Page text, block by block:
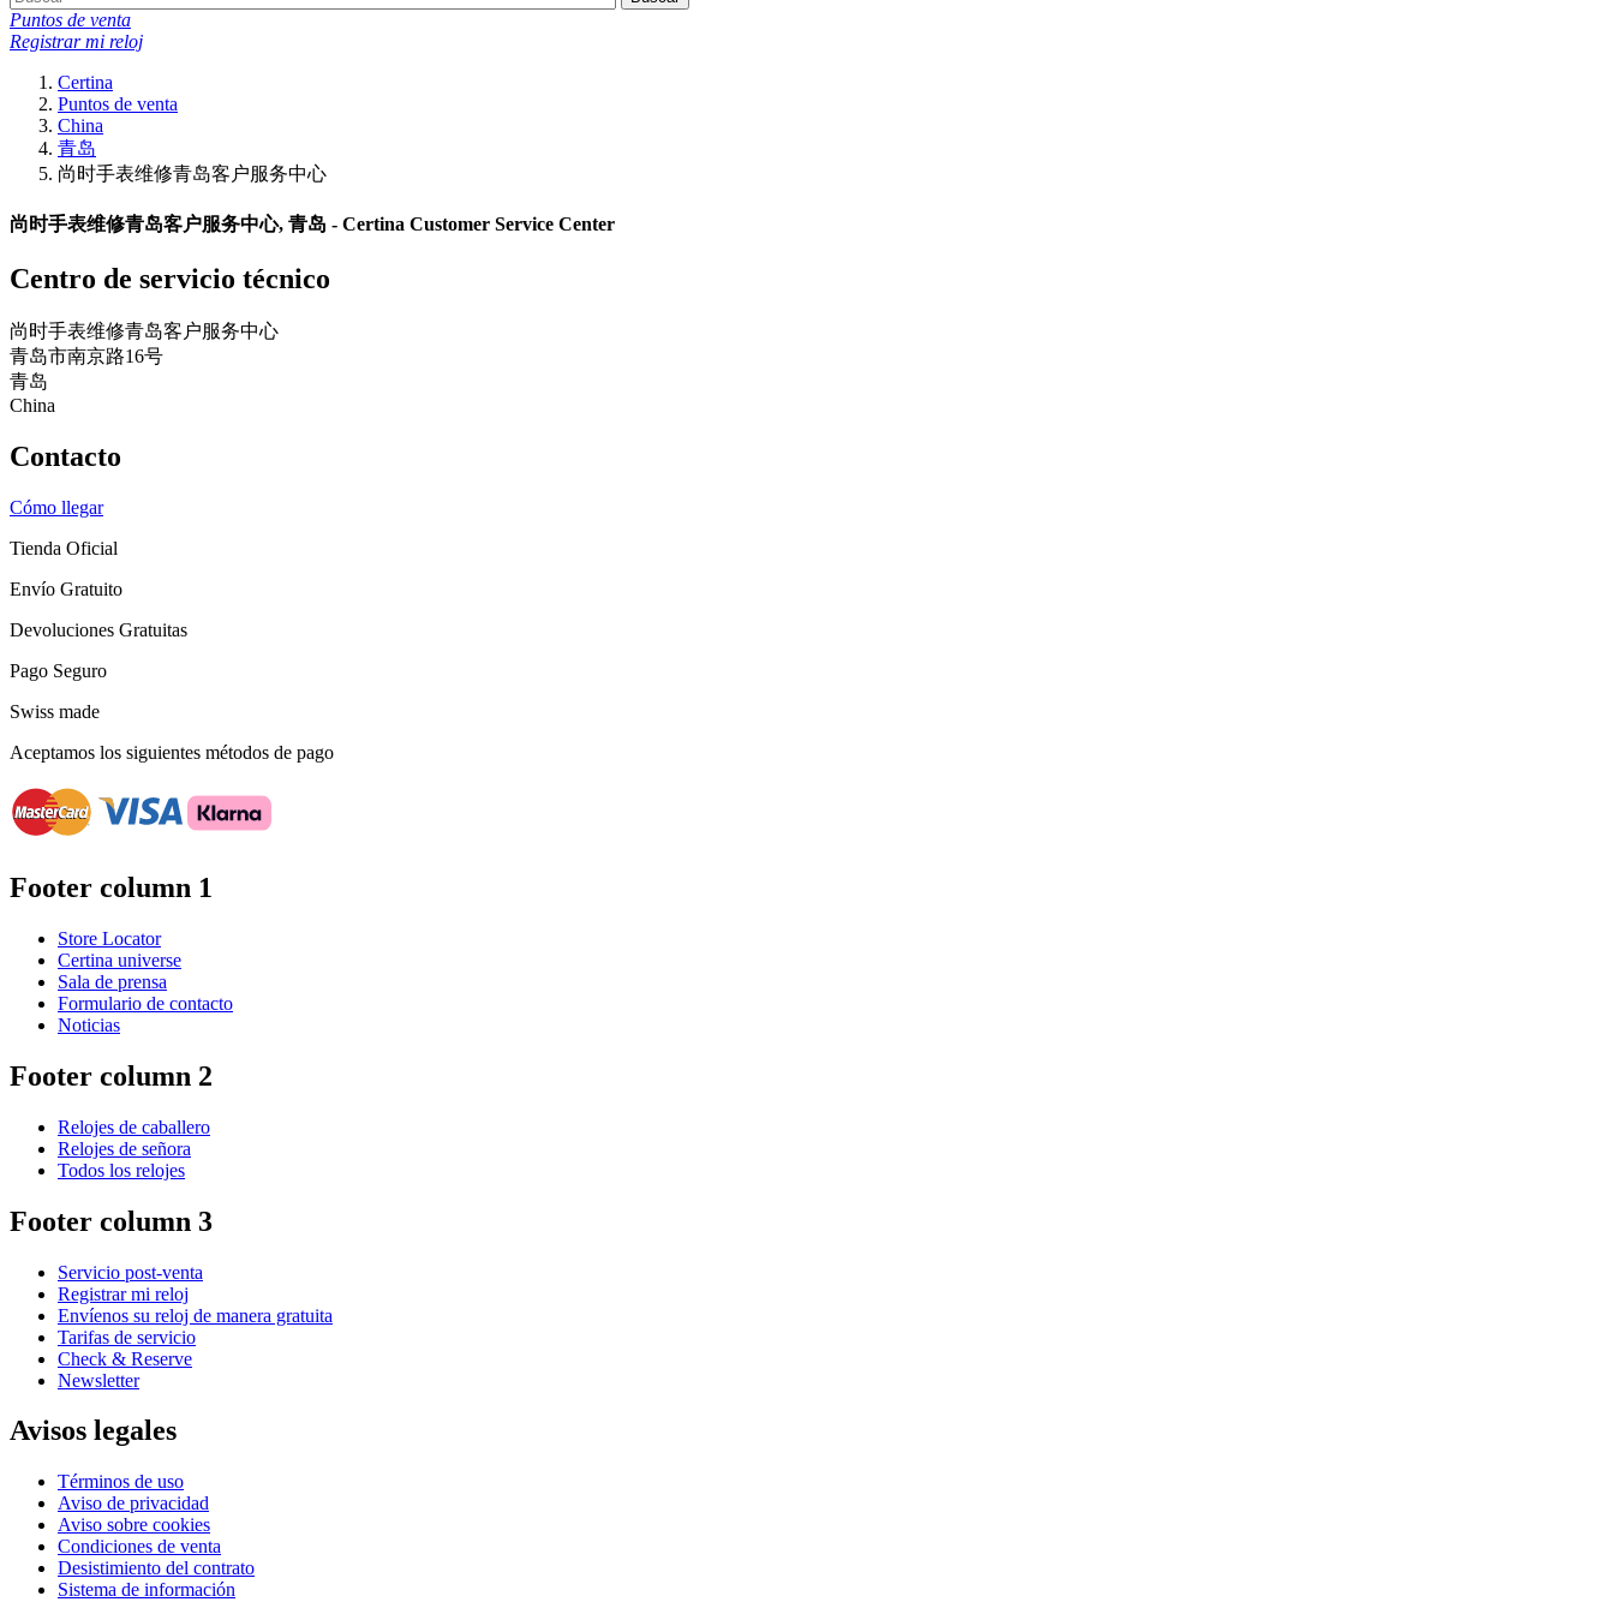
Puntos de venta
Registrar mi reloj
Certina
Puntos de venta
China
青岛
尚时手表维修青岛客户服务中心
尚时手表维修青岛客户服务中心, 青岛 - Certina Customer Service Center
Centro de servicio técnico
尚时手表维修青岛客户服务中心
青岛市南京路16号
青岛
China
Contacto
Cómo llegar
Tienda Oficial
Envío Gratuito
Devoluciones Gratuitas
Pago Seguro
Swiss made
Aceptamos los siguientes métodos de pago
Footer column 1
Store Locator
Certina universe
Sala de prensa
Formulario de contacto
Noticias
Footer column 2
Relojes de caballero
Relojes de señora
Todos los relojes
Footer column 3
Servicio post-venta
Registrar mi reloj
Envíenos su reloj de manera gratuita
Tarifas de servicio
Check & Reserve
Newsletter
Avisos legales
Términos de uso
Aviso de privacidad
Aviso sobre cookies
Condiciones de venta
Desistimiento del contrato
Sistema de información